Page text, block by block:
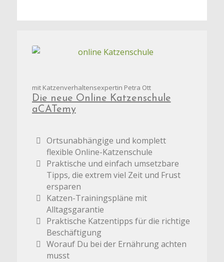
mit Katzenverhaltensexpertin Petra Ott
Die neue Online Katzenschule
aCATemy
Ortsunabhängige und komplett
flexible Online-Katzenschule
Praktische und einfach umsetzbare
Tipps, die extrem viel Zeit und Frust
ersparen
Katzen-Trainingspläne mit
Alltagsgarantie
Praktische Katzentipps für die richtige
Beschäftigung
Worauf Du bei der Ernährung achten
musst